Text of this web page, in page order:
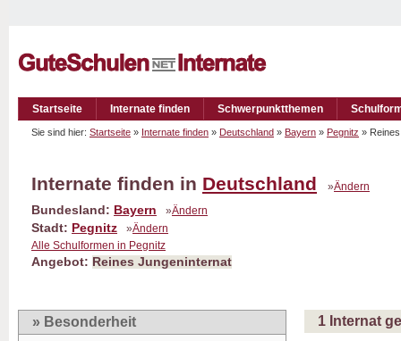
Startseite Internate finden Schwerpunktthemen
Sie sind hier: Startseite » Internate finden » Deutschland » Bayern » Pegnitz »
Internate finden in Deutschland »Ändern
Bundesland: Bayern »Ändern
Stadt: Pegnitz »Ändern
Alle Schulformen in Pegnitz
Angebot: Reines Jungeninternat
» Besonderheit 1 Internat